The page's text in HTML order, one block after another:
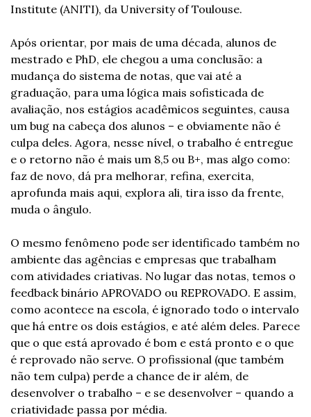
Institute (ANITI), da University of Toulouse.
Após orientar, por mais de uma década, alunos de
mestrado e PhD, ele chegou a uma conclusão: a
mudança do sistema de notas, que vai até a
graduação, para uma lógica mais sofisticada de
avaliação, nos estágios acadêmicos seguintes, causa
um bug na cabeça dos alunos – e obviamente não é
culpa deles. Agora, nesse nível, o trabalho é entregue
e o retorno não é mais um 8,5 ou B+, mas algo como:
faz de novo, dá pra melhorar, refina, exercita,
aprofunda mais aqui, explora ali, tira isso da frente,
muda o ângulo.
O mesmo fenômeno pode ser identificado também no
ambiente das agências e empresas que trabalham
com atividades criativas. No lugar das notas, temos o
feedback binário APROVADO ou REPROVADO. E assim,
como acontece na escola, é ignorado todo o intervalo
que há entre os dois estágios, e até além deles. Parece
que o que está aprovado é bom e está pronto e o que
é reprovado não serve. O profissional (que também
não tem culpa) perde a chance de ir além, de
desenvolver o trabalho – e se desenvolver – quando a
criatividade passa por média.